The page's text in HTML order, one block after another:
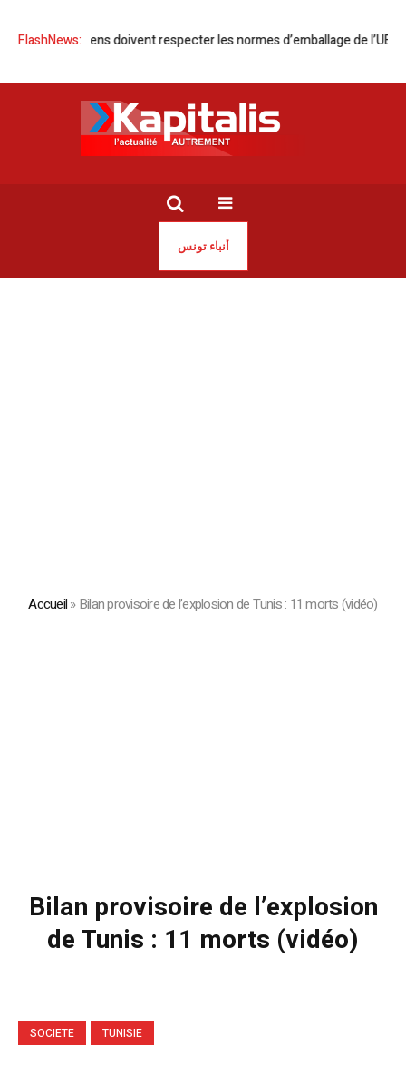
FlashNews:
tunisiens doivent respecter les normes d’emballage de l’UE
أنباء تونس
Accueil»Bilan provisoire de l’explosion de Tunis : 11 morts (vidéo)
Bilan provisoire de l’explosion
de Tunis : 11 morts (vidéo)
SOCIETE TUNISIE